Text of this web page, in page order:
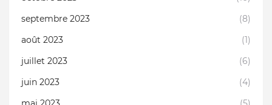
septembre 2023
(8)
août 2023
(1)
juillet 2023
(6)
juin 2023
(4)